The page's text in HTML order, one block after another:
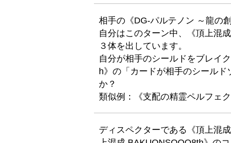
相手の《DG-パルテノン ～龍の
自分はこのターン中、《頂上混
３体を出しています。
自分が相手のシールドをブレイ
h》の「カードが相手のシール
か？
類似例：《支配の精霊ペルフェ
ディスペクターである《頂上混